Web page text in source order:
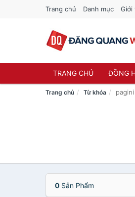
Trang chủ Danh mục Giới
TRANG CHỦ ĐỒNG
Trang chủ Từ khóa pagini
0 Sản Phẩm